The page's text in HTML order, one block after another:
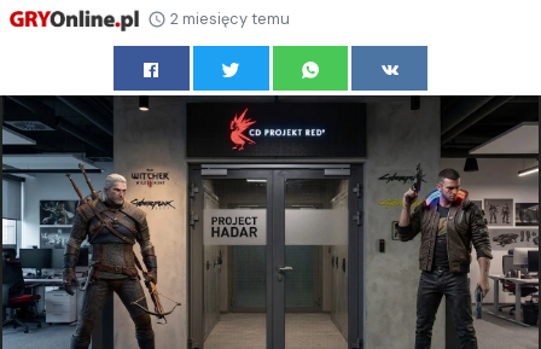
2 miesięcy temu